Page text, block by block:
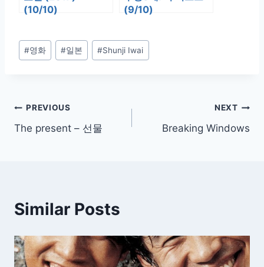
(10/10)
(9/10)
Post
Tags:
#영화 #일본 #Shunji Iwai
글
탐
PREVIOUS
The present – 선물
NEXT
Breaking Windows
Similar Posts